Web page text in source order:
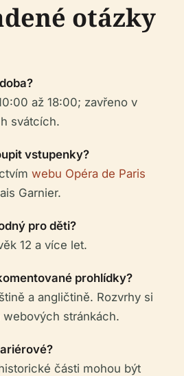
otázky
až 18:00; zavřeno v
svátcích.
vstupenky?
webu Opéra de Paris
Garnier.
pro děti?
12 a více let.
prohlídky?
a angličtině. Rozvrhy si
stránkách.
části mohou být